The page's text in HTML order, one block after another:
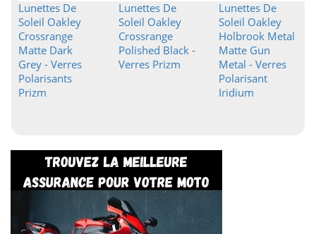
Lunettes De
Soleil Oakley
Crossrange
Matte Dark
Grey - Verres
Polarisants
Prizm
Lunettes De
Soleil Oakley
Crossrange
Polished Black -
Verres Prizm
Lunettes De
Soleil Oakley
Holbrook Metal
Matte Gun
Metal - Verres
Polarisant
Iridium